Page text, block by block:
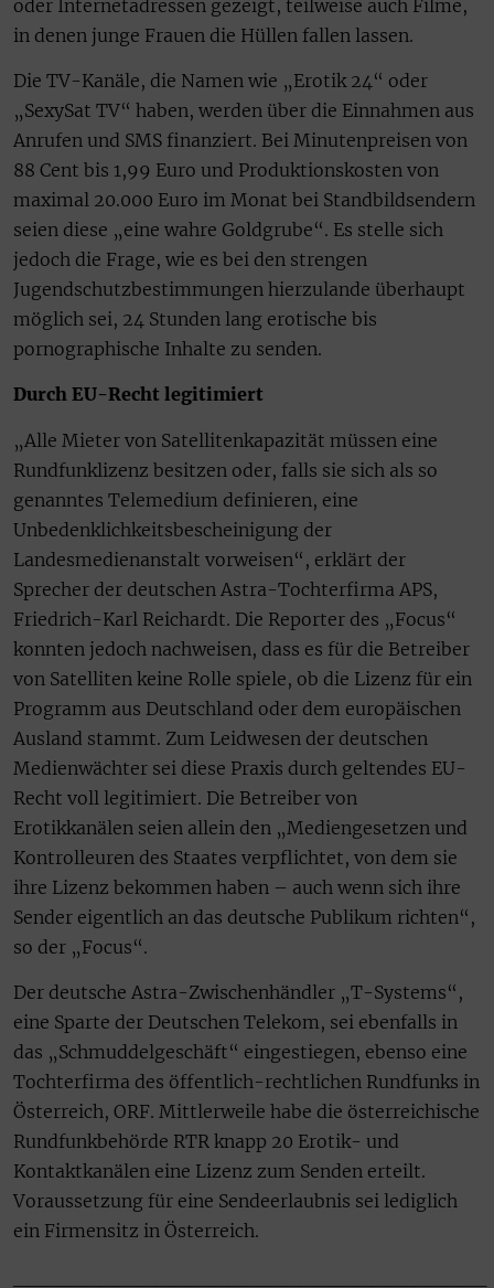
oder Internetadressen gezeigt, teilweise auch Filme,
in denen junge Frauen die Hüllen fallen lassen.
Die TV-Kanäle, die Namen wie „Erotik 24“ oder
„SexySat TV“ haben, werden über die Einnahmen aus
Anrufen und SMS finanziert. Bei Minutenpreisen von
88 Cent bis 1,99 Euro und Produktionskosten von
maximal 20.000 Euro im Monat bei Standbildsendern
seien diese „eine wahre Goldgrube“. Es stelle sich
jedoch die Frage, wie es bei den strengen
Jugendschutzbestimmungen hierzulande überhaupt
möglich sei, 24 Stunden lang erotische bis
pornographische Inhalte zu senden.
Durch EU-Recht legitimiert
„Alle Mieter von Satellitenkapazität müssen eine
Rundfunklizenz besitzen oder, falls sie sich als so
genanntes Telemedium definieren, eine
Unbedenklichkeitsbescheinigung der
Landesmedienanstalt vorweisen“, erklärt der
Sprecher der deutschen Astra-Tochterfirma APS,
Friedrich-Karl Reichardt. Die Reporter des „Focus“
konnten jedoch nachweisen, dass es für die Betreiber
von Satelliten keine Rolle spiele, ob die Lizenz für ein
Programm aus Deutschland oder dem europäischen
Ausland stammt. Zum Leidwesen der deutschen
Medienwächter sei diese Praxis durch geltendes EU-
Recht voll legitimiert. Die Betreiber von
Erotikkanälen seien allein den „Mediengesetzen und
Kontrolleuren des Staates verpflichtet, von dem sie
ihre Lizenz bekommen haben – auch wenn sich ihre
Sender eigentlich an das deutsche Publikum richten“,
so der „Focus“.
Der deutsche Astra-Zwischenhändler „T-Systems“,
eine Sparte der Deutschen Telekom, sei ebenfalls in
das „Schmuddelgeschäft“ eingestiegen, ebenso eine
Tochterfirma des öffentlich-rechtlichen Rundfunks in
Österreich, ORF. Mittlerweile habe die österreichische
Rundfunkbehörde RTR knapp 20 Erotik- und
Kontaktkanälen eine Lizenz zum Senden erteilt.
Voraussetzung für eine Sendeerlaubnis sei lediglich
ein Firmensitz in Österreich.